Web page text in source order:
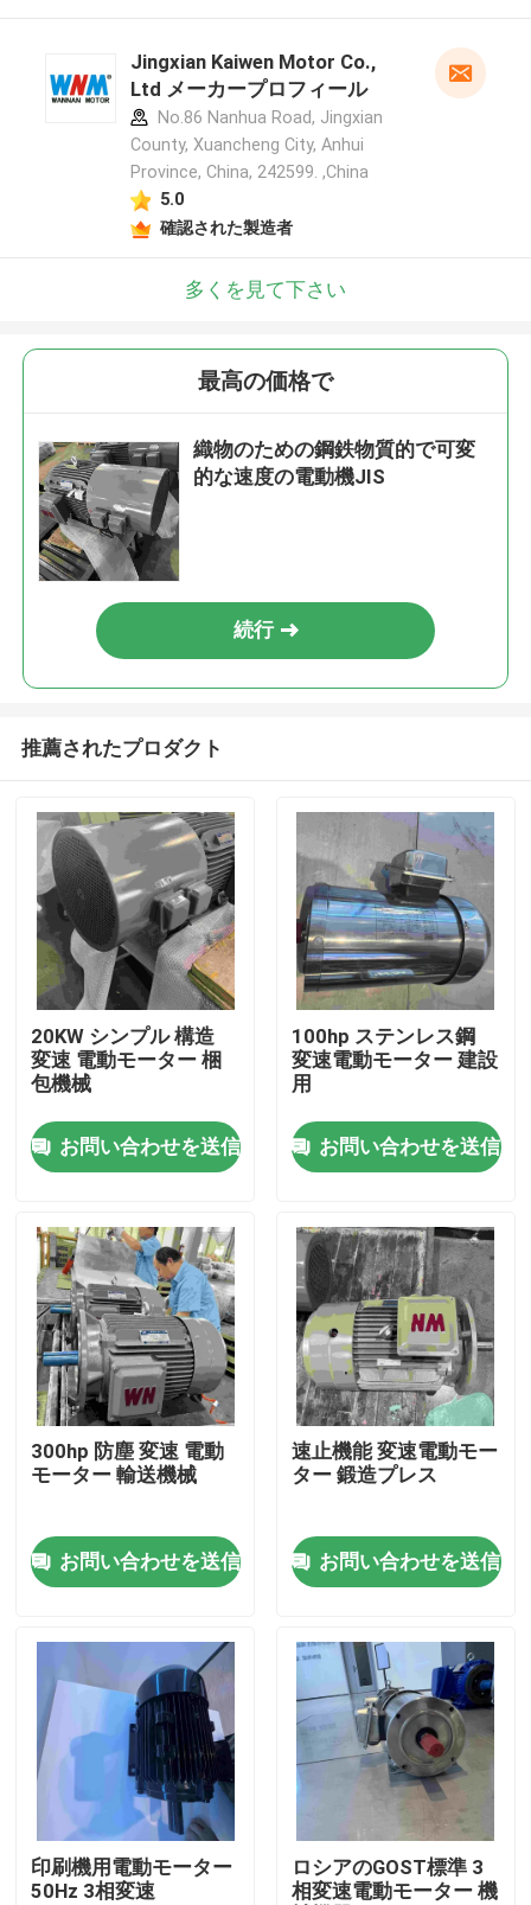
製品
ビデオ
私達について
品質管理
私達に連絡しなさい
引用を要求しなさい
高性能の電動機
単一フェーズの電動機
Jingxian Kaiwen Motor Co.,
Ltd メーカープロフィール
No.86 Nanhua Road, Jingxian
County, Xuancheng City, Anhui
Province, China, 242599. ,China
5.0
確認された製造者
多くを見て下さい
最高の価格で
織物のための鋼鉄物質的で可変
的な速度の電動機JIS
続行
推薦されたプロダクト
20KW シンプル 構造
変速 電動モーター 梱
包機械
お問い合わせを送信
100hp ステンレス鋼
変速電動モーター 建設
用
お問い合わせを送信
300hp 防塵 変速 電動
モーター 輸送機械
お問い合わせを送信
速止機能 変速電動モー
ター 鍛造プレス
お問い合わせを送信
印刷機用電動モーター
50Hz 3相変速
ロシアのGOST標準 3
相変速電動モーター 機